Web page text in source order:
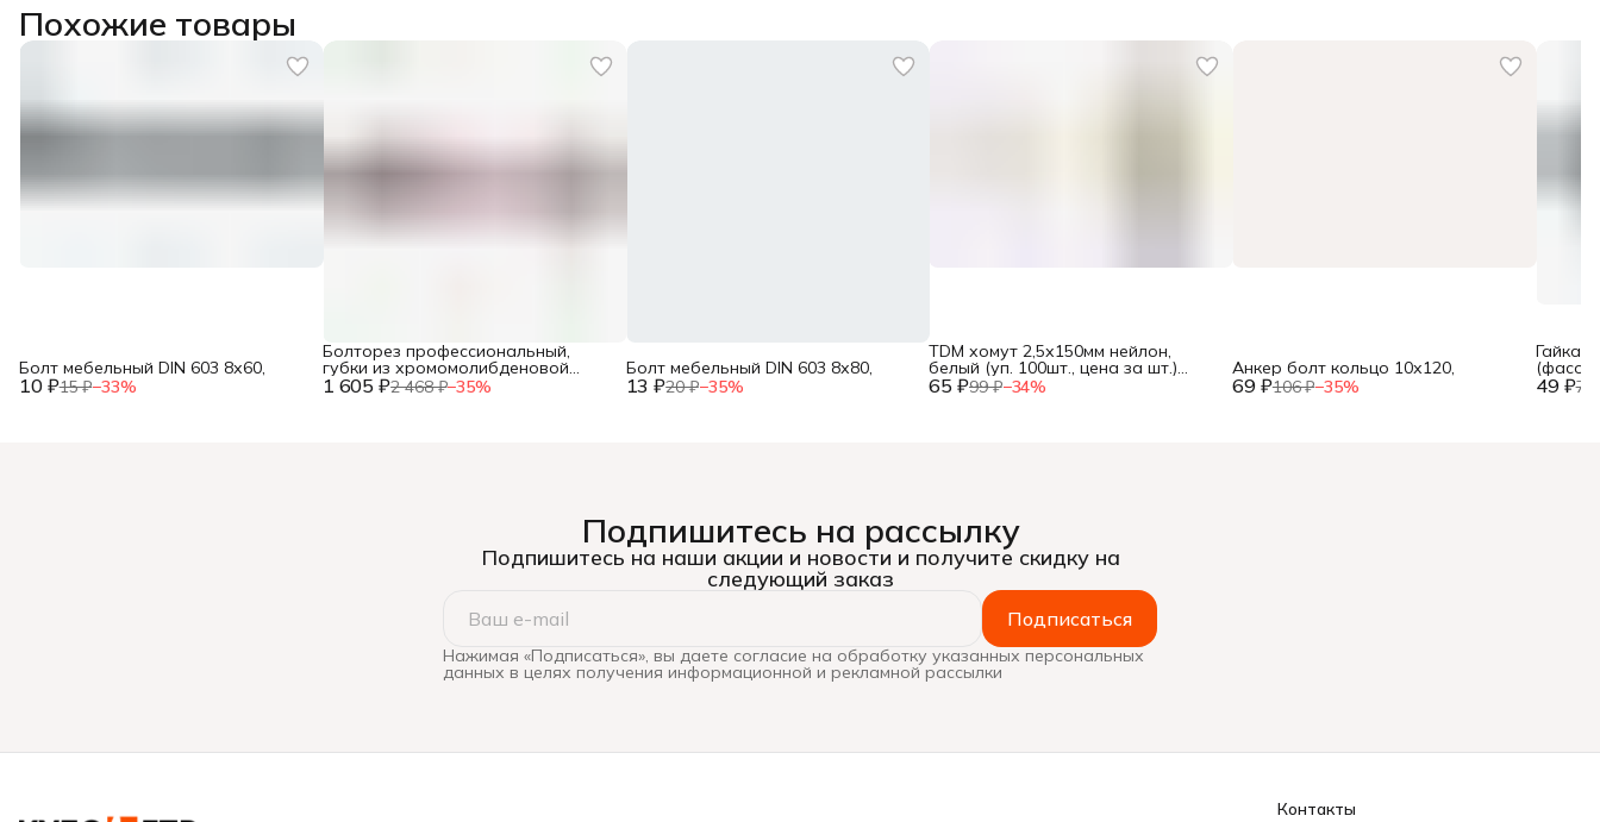
Похожие товары
10 ₽15 ₽−33%
Болт мебельный DIN 603 8х60,
1 605 ₽2 468 ₽−35%
Болторез профессиональный,
губки из хромомолибденовой
стали, 600 мм/24”, ЗУБР, 13 ₽20 ₽−35%
Болт мебельный DIN 603 8х80,
65 ₽99 ₽−34%
TDM хомут 2,5х150мм нейлон,
белый (уп. 100шт., цена за шт.)
SQ0515-0113, 69 ₽106 ₽−35%
Анкер болт кольцо 10х120,
49 ₽74
Гайка
Подпишитесь на рассылку
Подпишитесь на наши акции и новости и получите скидку на
следующий заказ
Подписаться
Нажимая «Подписаться», вы даете согласие на обработку указанных персональных
данных в целях получения информационной и рекламной рассылки
Контакты